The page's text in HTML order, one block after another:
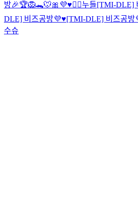
방🎉🏆🦁🐊🐭🎀 💜♥️🙇‍♀️누들[TMI-DLE]
DLE] 비즈공방💜♥️[TMI-DLE] 비즈공방
수슈